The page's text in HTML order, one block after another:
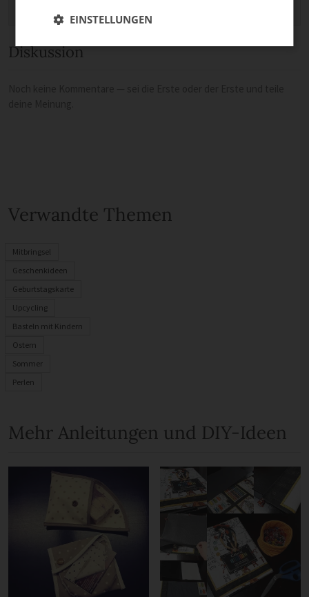
Diskussion
Verwandte Themen
Mitbringsel
Geschenkideen
Geburtstagskarte
Upcycling
Basteln mit Kindern
Ostern
Sommer
Perlen
Mehr Anleitungen und DIY-Ideen
EINSTELLUNGEN